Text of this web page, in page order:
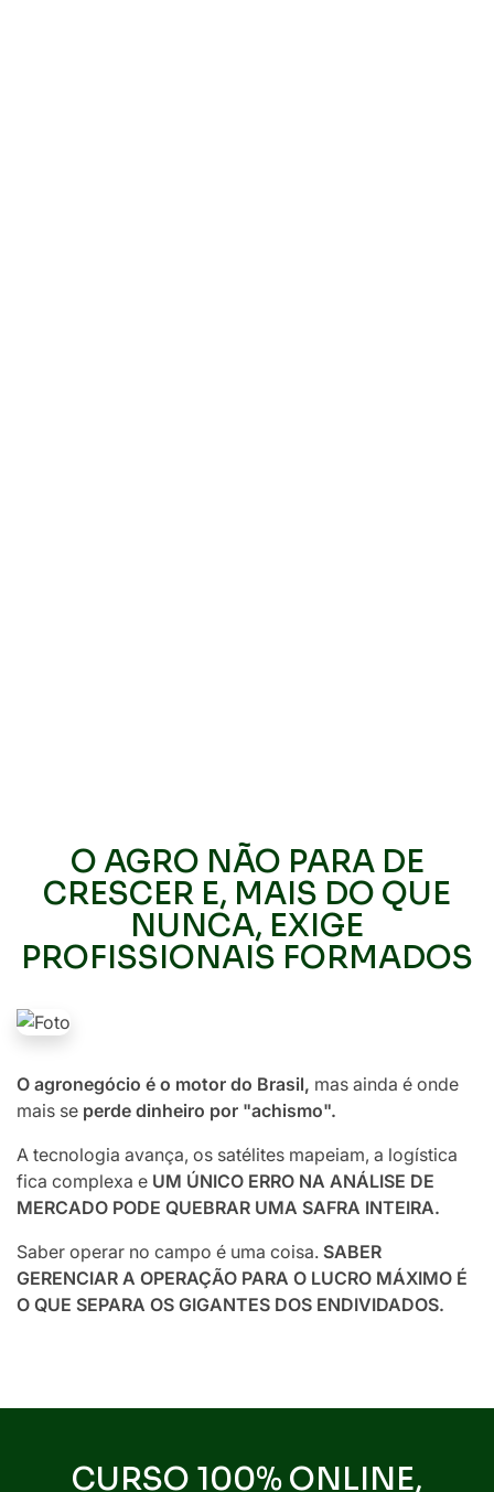
O AGRO NÃO PARA DE
CRESCER E, MAIS DO QUE
NUNCA, EXIGE
PROFISSIONAIS FORMADOS
O agronegócio é o motor do Brasil, mas ainda é onde
mais se perde dinheiro por "achismo".
A tecnologia avança, os satélites mapeiam, a logística
fica complexa e UM ÚNICO ERRO NA ANÁLISE DE
MERCADO PODE QUEBRAR UMA SAFRA INTEIRA.
Saber operar no campo é uma coisa. SABER
GERENCIAR A OPERAÇÃO PARA O LUCRO MÁXIMO É
O QUE SEPARA OS GIGANTES DOS ENDIVIDADOS.
CURSO 100% ONLINE,